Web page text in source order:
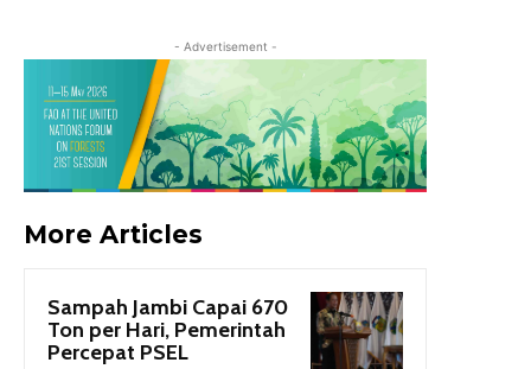
- Advertisement -
More Articles
Sampah Jambi Capai 670
Ton per Hari, Pemerintah
Percepat PSEL